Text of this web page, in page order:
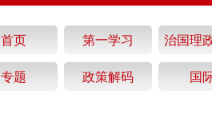
首页 第一学习
治国理
专题
政策解码 国